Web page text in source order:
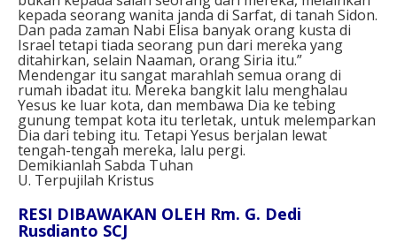
kepada seorang wanita janda di Sarfat, di tanah Sidon.
Dan pada zaman Nabi Elisa banyak orang kusta di
Israel tetapi tiada seorang pun dari mereka yang
ditahirkan, selain Naaman, orang Siria itu.”
Mendengar itu sangat marahlah semua orang di
rumah ibadat itu. Mereka bangkit lalu menghalau
Yesus ke luar kota, dan membawa Dia ke tebing
gunung tempat kota itu terletak, untuk melemparkan
Dia dari tebing itu. Tetapi Yesus berjalan lewat
tengah-tengah mereka, lalu pergi.
Demikianlah Sabda Tuhan
U. Terpujilah Kristus
RESI DIBAWAKAN OLEH Rm. G. Dedi
Rusdianto SCJ